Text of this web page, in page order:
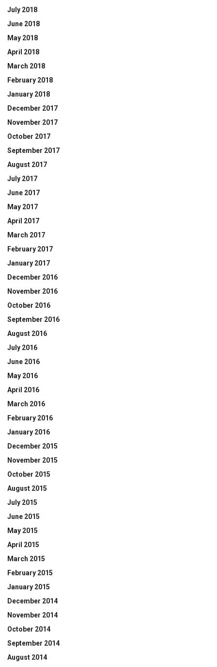
July 2018
June 2018
May 2018
April 2018
March 2018
February 2018
January 2018
December 2017
November 2017
October 2017
September 2017
August 2017
July 2017
June 2017
May 2017
April 2017
March 2017
February 2017
January 2017
December 2016
November 2016
October 2016
September 2016
August 2016
July 2016
June 2016
May 2016
April 2016
March 2016
February 2016
January 2016
December 2015
November 2015
October 2015
August 2015
July 2015
June 2015
May 2015
April 2015
March 2015
February 2015
January 2015
December 2014
November 2014
October 2014
September 2014
August 2014